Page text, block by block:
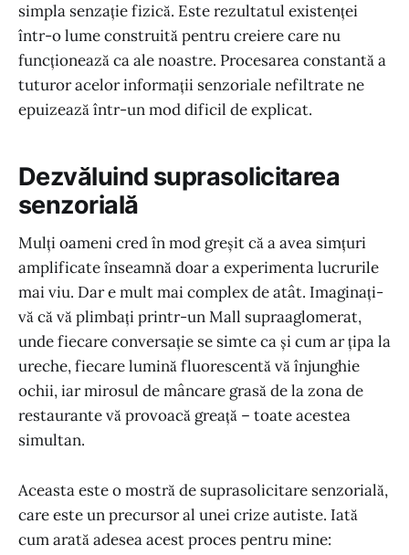
simpla senzație fizică. Este rezultatul existenței
într-o lume construită pentru creiere care nu
funcționează ca ale noastre. Procesarea constantă a
tuturor acelor informații senzoriale nefiltrate ne
epuizează într-un mod dificil de explicat.
Dezvăluind suprasolicitarea
senzorială
Mulți oameni cred în mod greșit că a avea simțuri
amplificate înseamnă doar a experimenta lucrurile
mai viu. Dar e mult mai complex de atât. Imaginați-
vă că vă plimbați printr-un Mall supraaglomerat,
unde fiecare conversație se simte ca și cum ar țipa la
ureche, fiecare lumină fluorescentă vă înjunghie
ochii, iar mirosul de mâncare grasă de la zona de
restaurante vă provoacă greață – toate acestea
simultan.
Aceasta este o mostră de suprasolicitare senzorială,
care este un precursor al unei crize autiste. Iată
cum arată adesea acest proces pentru mine: